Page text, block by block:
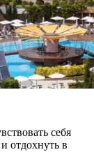
себя
отдохнуть в